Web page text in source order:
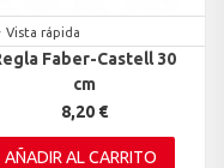
Vista rápida
Faber-Castell 30
cm
8,20 €
AÑADIR AL CARRITO